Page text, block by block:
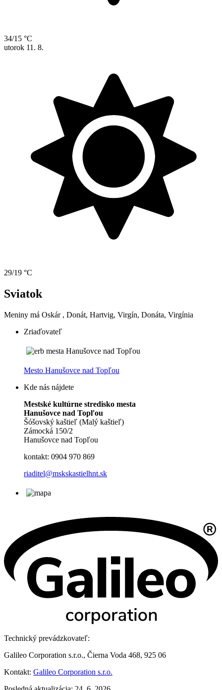
34/15 °C
utorok 11. 8.
29/19 °C
Sviatok
Meniny má Oskár , Donát, Hartvig, Virgín, Donáta, Virgínia
Zriaďovateľ
Mesto Hanušovce nad Topľou
Kde nás nájdete
Mestské kultúrne stredisko mesta
Hanušovce nad Topľou
Šóšovský kaštieľ (Malý kaštieľ)
Zámocká 150/2
Hanušovce nad Topľou
kontakt: 0904 970 869
riaditel@mskskastielhnt.sk
Technický prevádzkovateľ:
Galileo Corporation s.r.o., Čierna Voda 468, 925 06
Kontakt: Galileo Corporation s.r.o.